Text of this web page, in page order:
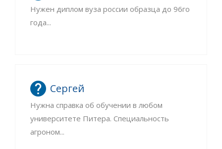
Нужен диплом вуза россии образца до 96го
года...
Сергей
Нужна справка об обучении в любом
университете Питера. Специальность
агроном...